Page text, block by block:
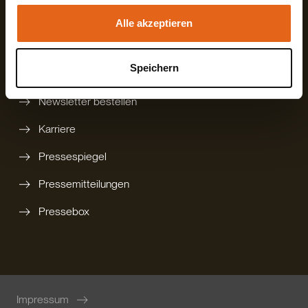
Alle akzeptieren
Speichern
gedruckten Katalog bestellen
Technikbroschüre
Newsletter bestellen
Karriere
Pressespiegel
Pressemitteilungen
Pressebox
Impressum